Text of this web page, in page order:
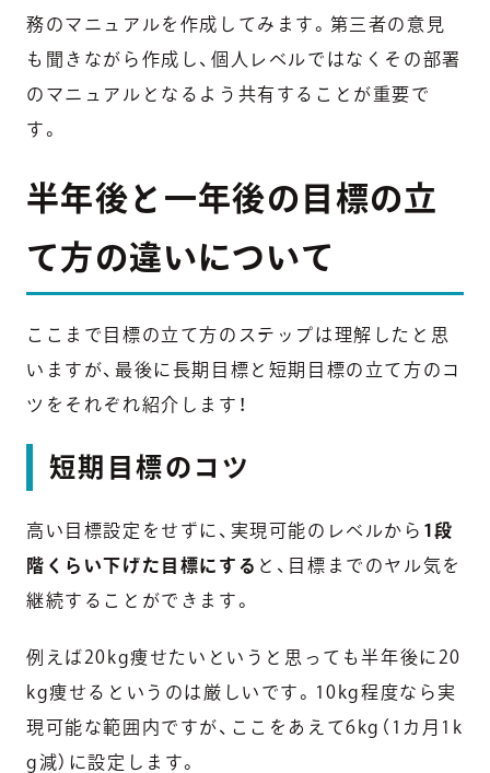
務のマニュアルを作成してみます。第三者の意見
も聞きながら作成し、個人レベルではなくその部署
のマニュアルとなるよう共有することが重要で
す。
半年後と一年後の目標の立
て方の違いについて
ここまで目標の立て方のステップは理解したと思
いますが、最後に長期目標と短期目標の立て方のコ
ツをそれぞれ紹介します！
短期目標のコツ
高い目標設定をせずに、実現可能のレベルから 1段
階くらい下げた目標にする と、目標までのヤル気を
継続することができます。
例えば20kg痩せたいというと思っても半年後に20
kg痩せるというのは厳しいです。10kg程度なら実
現可能な範囲内ですが、ここをあえて6kg（1カ月1k
g減）に設定します。